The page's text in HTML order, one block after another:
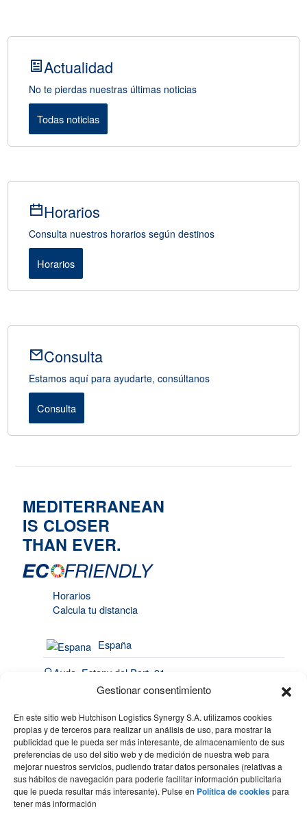
Gestionar consentimiento
En este sitio web Hutchison Logistics Synergy S.A. utilizamos cookies
propias y de terceros para realizar un análisis de uso, para mostrar la
publicidad que le pueda ser más interesante, de almacenamiento de sus
preferencias de uso del sitio web y de medición de nuestra web para
mejorar nuestros servicios, pudiendo tratar datos personales (relativas a
sus hábitos de navegación para poderle facilitar información publicitaria
que le pueda resultar más interesante). Pulse en Política de cookiespara
tener más información
Actualidad
No te pierdas nuestras últimas noticias
Todas noticias
Horarios
Consulta nuestros horarios según destinos
Horarios
Consulta
Estamos aquí para ayudarte, consúltanos
Consulta
MEDITERRANEAN
IS CLOSER
THAN EVER.
Horarios
Calcula tu distancia
España
Avda. Estany del Port, 91
Port de Barcelona | 08820
(34) 93 508 4443
hello@synergy.com.es
France
(33) 7 84 51 70 60